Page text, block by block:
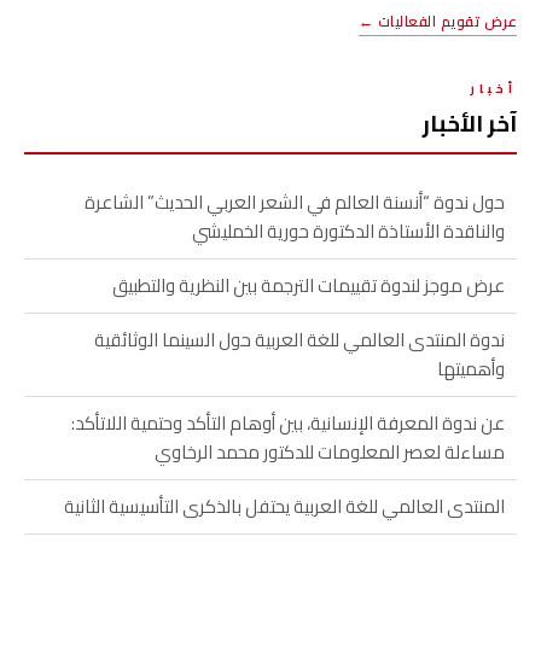
عرض تقويم الفعاليات ←
أخبار
آخر الأخبار
حول ندوة “أنسنة العالم في الشعر العربي الحديث” الشاعرة
والناقدة الأستاذة الدكتورة حورية الخمليشي
عرض موجز لندوة تقييمات الترجمة بين النظرية والتطبيق
ندوة المنتدى العالمي للغة العربية حول السينما الوثائقية
وأهميتها
عن ندوة المعرفة الإنسانية، بين أوهام التأكد وحتمية اللاتأكد:
مساءلة لعصر المعلومات للدكتور محمد الرخاوي
المنتدى العالمي للغة العربية يحتفل بالذكرى التأسيسية الثانية